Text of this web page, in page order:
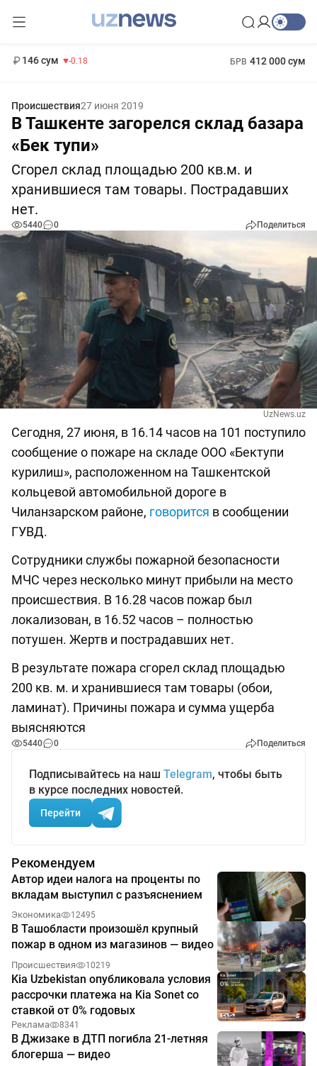
146 сум -0.18 БРВ 412 000 сум
Происшествия27 июня 2019
В Ташкенте загорелся склад базара
«Бек тупи»
Сгорел склад площадью 200 кв.м. и
хранившиеся там товары. Пострадавших
нет.
5440 0 Поделиться
UzNews.uz
Сегодня, 27 июня, в 16.14 часов на 101 поступило
сообщение о пожаре на складе ООО «Бектупи
курилиш», расположенном на Ташкентской
кольцевой автомобильной дороге в
Чиланзарском районе, говорится в сообщении
ГУВД.
Сотрудники службы пожарной безопасности
МЧС через несколько минут прибыли на место
происшествия. В 16.28 часов пожар был
локализован, в 16.52 часов – полностью
потушен. Жертв и пострадавших нет.
В результате пожара сгорел склад площадью
200 кв. м. и хранившиеся там товары (обои,
ламинат). Причины пожара и сумма ущерба
выясняются
5440 0 Поделиться
Подписывайтесь на наш Telegram, чтобы быть
в курсе последних новостей.
Перейти
Рекомендуем
Автор идеи налога на проценты по
вкладам выступил с разъяснением
Экономика 12495
В Ташобласти произошёл крупный
пожар в одном из магазинов — видео
Происшествия 10219
Kia Uzbekistan опубликовала условия
рассрочки платежа на Kia Sonet со
ставкой от 0% годовых
Реклама 8341
В Джизаке в ДТП погибла 21-летняя
блогерша — видео